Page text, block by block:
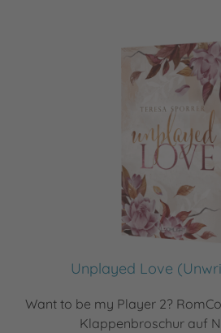
Unplayed Love
Want to be my Player 2?
Klappenbroschur auf